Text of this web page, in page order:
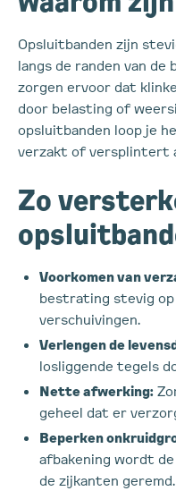
Opsluitbanden zijn
langs de randen van
zorgen ervoor dat
door belasting of
opsluitbanden loop je
verzakt of versplintert
Zo
Voorkomen van
bestrating stevig op
verschuivingen.
Verlengen de
losliggende tegels
Nette afwerking:
geheel dat er
Beperken
afbakening wordt
de zijkanten geremd.